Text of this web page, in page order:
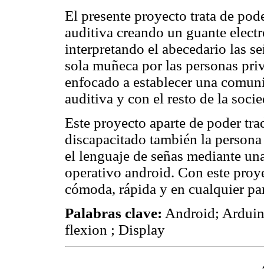
El presente proyecto trata de
auditiva creando un guante
interpretando el abecedario las
sola muñeca por las personas
enfocado a establecer una
auditiva y con el resto de la
Este proyecto aparte de poder
discapacitado también la
el lenguaje de señas mediante
operativo android. Con este
cómoda, rápida y en cualquier
Palabras clave: Android;
flexion ; Display